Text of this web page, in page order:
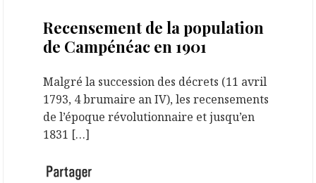
Recensement de la population
de Campénéac en 1901
Malgré la succession des décrets (11 avril
1793, 4 brumaire an IV), les recensements
de l’époque révolutionnaire et jusqu’en
1831 […]